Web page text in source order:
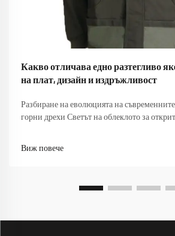
Какво отличава едно разтегливо
на плат, дизайн и издръжливост
Разбиране на еволюцията на
горни дрехи Светът на облеклото за
Виж повече